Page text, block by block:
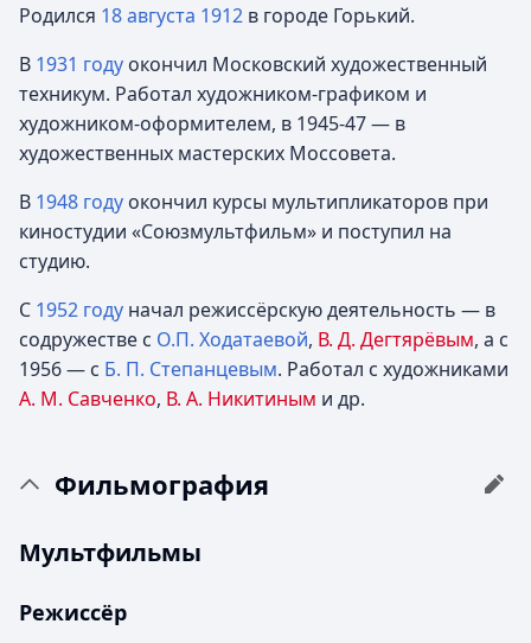
Родился 18 августа 1912 в городе Горький.
В 1931 году окончил Московский художественный
техникум. Работал художником-графиком и
художником-оформителем, в 1945-47 — в
художественных мастерских Моссовета.
В 1948 году окончил курсы мультипликаторов при
киностудии «Союзмультфильм» и поступил на
студию.
С 1952 году начал режиссёрскую деятельность — в
содружестве с О.П. Ходатаевой, В. Д. Дегтярёвым, а с
1956 — с Б. П. Степанцевым. Работал с художниками
А. М. Савченко, В. А. Никитиным и др.
Фильмография
Мультфильмы
Режиссёр